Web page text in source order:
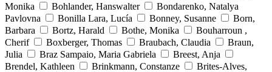
Monika
Bohlander, Hanswalter
Bondarenko, Natalya
Pavlovna
Bonilla Lara, Lucía Bonney, Susanne
Born,
Barbara
Bortz, Harald Bothe, Monika
Bouharroun ,
Cherif
Boxberger, Thomas Braubach, Claudia
Braun,
Julia
Braz Sampaio, Maria Gabriela
Breest, Anja
Brendel, Kathleen
Brinkmann, Constanze
Brites-Alves,